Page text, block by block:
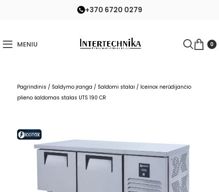
+370 6720 0279
MENIU 0
Pagrindinis / Šaldymo įranga / Šaldomi stalai / Iceinox nerūdijančio
plieno šaldomas stalas UTS 190 CR